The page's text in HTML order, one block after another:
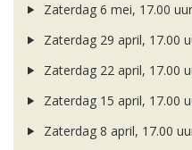
Zaterdag 6 mei, 17.00 uur
Zaterdag 29 april, 17.00
Zaterdag 22 april, 17.00
Zaterdag 15 april, 17.00
Zaterdag 8 april, 17.00